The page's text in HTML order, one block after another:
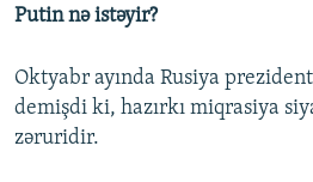
Putin nə istəyir?
Oktyabr ayında Rusiya
demişdi ki, hazırkı miqrasiya
zəruridir.